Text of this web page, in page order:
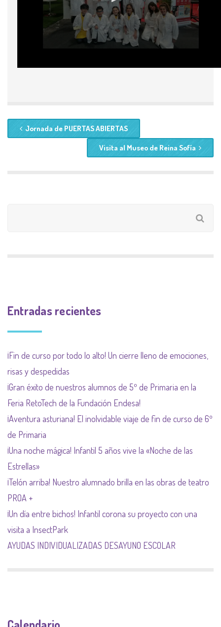
Jornada de PUERTAS ABIERTAS
Visita al Museo de Reina Sofía
Entradas recientes
¡Fin de curso por todo lo alto! Un cierre lleno de emociones,
risas y despedidas
¡Gran éxito de nuestros alumnos de 5º de Primaria en la
Feria RetoTech de la Fundación Endesa!
¡Aventura asturiana! El inolvidable viaje de fin de curso de 6º
de Primaria
¡Una noche mágica! Infantil 5 años vive la «Noche de las
Estrellas»
¡Telón arriba! Nuestro alumnado brilla en las obras de teatro
PROA +
¡Un día entre bichos! Infantil corona su proyecto con una
visita a InsectPark
AYUDAS INDIVIDUALIZADAS DESAYUNO ESCOLAR